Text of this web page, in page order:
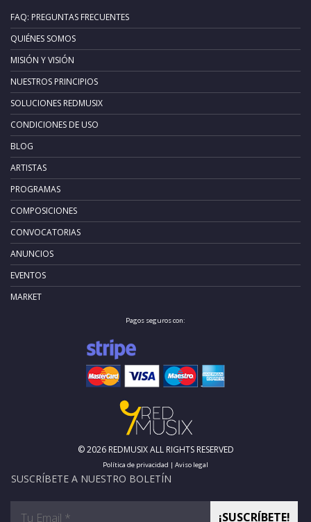
FAQ: PREGUNTAS FRECUENTES
QUIÉNES SOMOS
MISIÓN Y VISIÓN
NUESTROS PRINCIPIOS
SOLUCIONES REDMUSIX
CONDICIONES DE USO
BLOG
ARTISTAS
PROGRAMAS
COMPOSICIONES
CONVOCATORIAS
ANUNCIOS
EVENTOS
MARKET
Pagos seguros con:
© 2026 REDMUSIX ALL RIGHTS RESERVED
Política de privacidad | Aviso legal
SUSCRÍBETE A NUESTRO BOLETÍN